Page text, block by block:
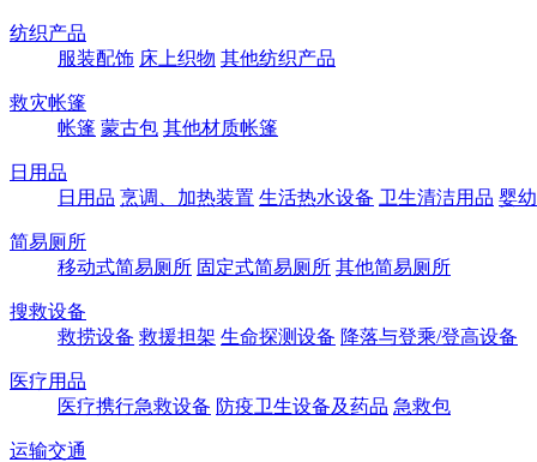
纺织产品
服装配饰 床上织物 其他纺织产品
救灾帐篷
帐篷 蒙古包 其他材质帐篷
日用品
日用品 烹调、加热装置 生活热水设备 卫生清洁用品 婴
简易厕所
移动式简易厕所 固定式简易厕所 其他简易厕所
搜救设备
救捞设备 救援担架 生命探测设备 降落与登乘/登高设备
医疗用品
医疗携行急救设备 防疫卫生设备及药品 急救包
运输交通